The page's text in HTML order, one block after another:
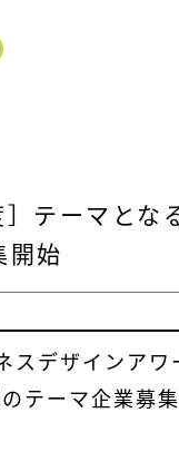
テーマとな
開始
スデザインアワ
テーマ企業募